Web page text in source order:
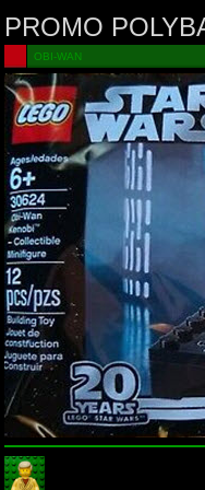
PROMO
OBI-WAN